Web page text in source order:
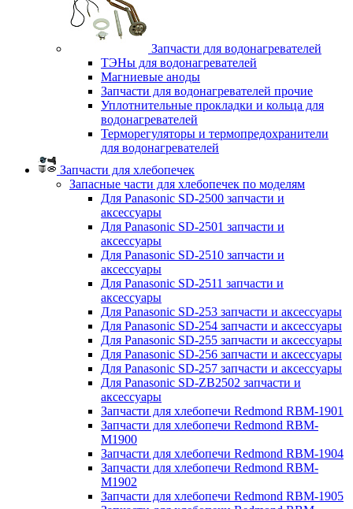
Запчасти для водонагревателей
ТЭНы для водонагревателей
Магниевые аноды
Запчасти для водонагревателей прочие
Уплотнительные прокладки и кольца для
водонагревателей
Терморегуляторы и термопредохранители
для водонагревателей
Запчасти для хлебопечек
Запасные части для хлебопечек по моделям
Для Panasonic SD-2500 запчасти и
аксессуары
Для Panasonic SD-2501 запчасти и
аксессуары
Для Panasonic SD-2510 запчасти и
аксессуары
Для Panasonic SD-2511 запчасти и
аксессуары
Для Panasonic SD-253 запчасти и аксессуары
Для Panasonic SD-254 запчасти и аксессуары
Для Panasonic SD-255 запчасти и аксессуары
Для Panasonic SD-256 запчасти и аксессуары
Для Panasonic SD-257 запчасти и аксессуары
Для Panasonic SD-ZB2502 запчасти и
аксессуары
Запчасти для хлебопечи Redmond RBM-1901
Запчасти для хлебопечи Redmond RBM-
M1900
Запчасти для хлебопечи Redmond RBM-1904
Запчасти для хлебопечи Redmond RBM-
M1902
Запчасти для хлебопечи Redmond RBM-1905